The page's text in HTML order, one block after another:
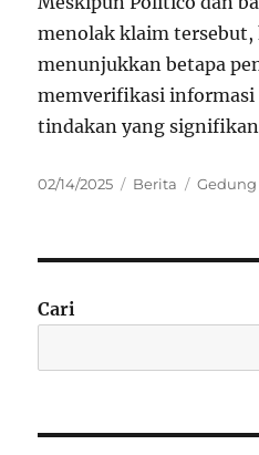
menolak klaim
menunjukkan betapa
memverifikasi informasi
tindakan yang
Posted
02/14/2025 Categories
Berita Tags
Cari